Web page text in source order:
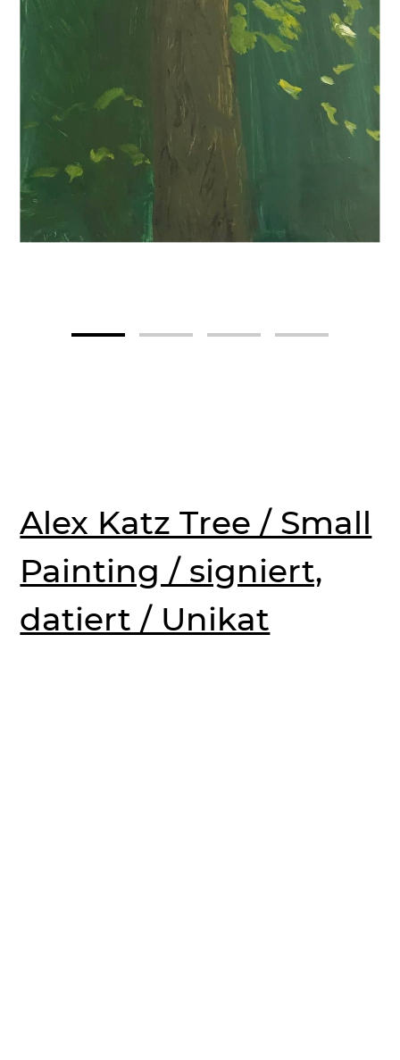
Alex Katz Tree / Small
Painting / signiert,
datiert / Unikat